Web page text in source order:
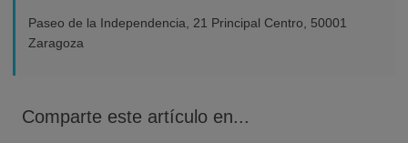
Paseo de la Independencia, 21 Principal Centro, 50001
Zaragoza
Comparte este artículo en...